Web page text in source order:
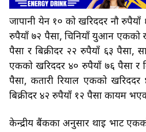
जापानी येन १० को खरिददर नौ रुपैयाँ
रुपैयाँ ७२ पैसा, चिनियाँ युआन एकको
पैसा र बिक्रीदर २२ रुपैयाँ ६३ पैसा,
एकको खरिददर ४० रुपैयाँ ७६ पैसा र
पैसा, कतारी रियाल एकको
बिक्रीदर ४२ रुपैयाँ १२ पैसा कायम
केन्द्रीय बैंकका अनुसार थाइ भाट